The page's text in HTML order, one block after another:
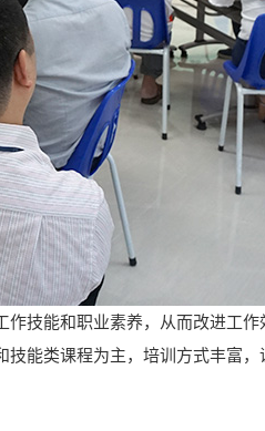
技能和职业素养，从而改进工作
能类课程为主，培训方式丰富，